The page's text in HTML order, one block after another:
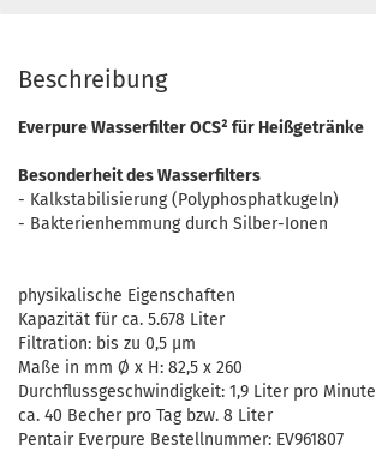
Beschreibung
Everpure Wasserfilter OCS² für Heißgetränke
Besonderheit des Wasserfilters
- Kalkstabilisierung (Polyphosphatkugeln)
- Bakterienhemmung durch Silber-Ionen
physikalische Eigenschaften
Kapazität für ca. 5.678 Liter
Filtration: bis zu 0,5 µm
Maße in mm Ø x H: 82,5 x 260
Durchflussgeschwindigkeit: 1,9 Liter pro Minute
ca. 40 Becher pro Tag bzw. 8 Liter
Pentair Everpure Bestellnummer: EV961807